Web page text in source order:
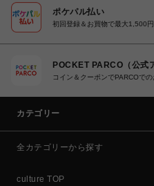
ポケパル払い
初回登録＆お買物で最大1,500
POCKET PARCO（公式
コイン＆クーポンでPARCOで
カテゴリー
全カテゴリーから探す
culture TOP